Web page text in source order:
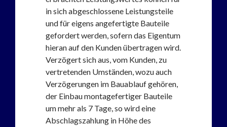
in sich abgeschlossene Leistungsteile
und für eigens angefertigte Bauteile
gefordert werden, sofern das Eigentum
hieran auf den Kunden übertragen wird.
Verzögert sich aus, vom Kunden, zu
vertretenden Umständen, wozu auch
Verzögerungen im Bauablauf gehören,
der Einbau montagefertiger Bauteile
um mehr als 7 Tage, so wird eine
Abschlagszahlung in Höhe des